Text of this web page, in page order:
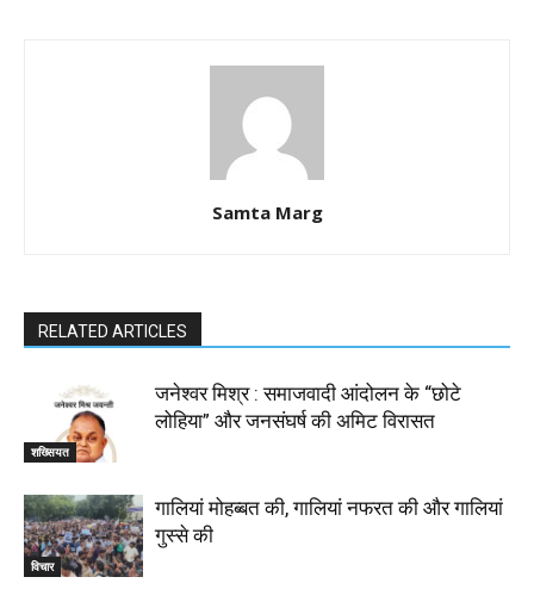
Samta Marg
RELATED ARTICLES
शख्सियत
जनेश्वर मिश्र : समाजवादी आंदोलन के “छोटे
लोहिया” और जनसंघर्ष की अमिट विरासत
विचार
गालियां मोहब्बत की, गालियां नफरत की और गालियां
गुस्से की